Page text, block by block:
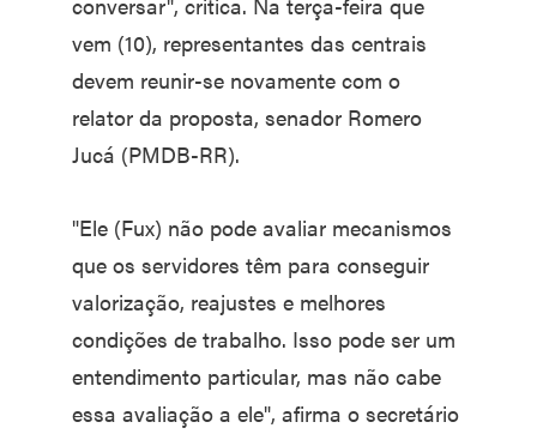
vem (10), representantes das centrais
devem reunir-se novamente com o
relator da proposta, senador Romero
Jucá (PMDB-RR).
"Ele (Fux) não pode avaliar mecanismos
que os servidores têm para conseguir
valorização, reajustes e melhores
condições de trabalho. Isso pode ser um
entendimento particular, mas não cabe
essa avaliação a ele", afirma o secretário